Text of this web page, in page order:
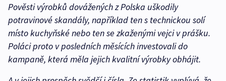
Pověsti výrobků dovážených z Polska uškodily
potravinové skandály, například ten s technickou solí
místo kuchyňské nebo ten se zkaženými vejci v prášku.
Poláci proto v posledních měsících investovali do
kampaně, která měla jejich kvalitní výrobky obhájit.